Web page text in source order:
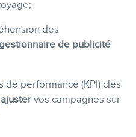
des
de publicité
de performance (KPI) clés
vos campagnes sur